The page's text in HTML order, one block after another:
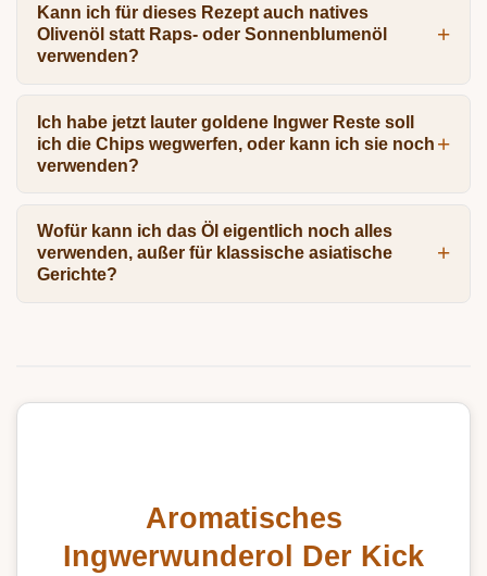
Kann ich für dieses Rezept auch natives
Olivenöl statt Raps- oder Sonnenblumenöl
verwenden?
Ich habe jetzt lauter goldene Ingwer Reste soll
ich die Chips wegwerfen, oder kann ich sie noch
verwenden?
Wofür kann ich das Öl eigentlich noch alles
verwenden, außer für klassische asiatische
Gerichte?
Aromatisches
Ingwerwunderol Der Kick